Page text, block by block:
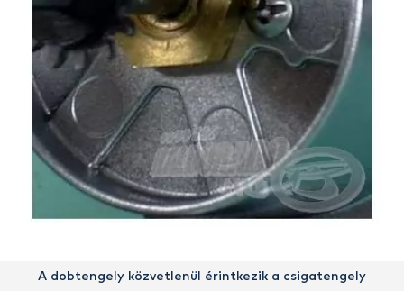
A dobtengely közvetlenül érintkezik a csigatengely